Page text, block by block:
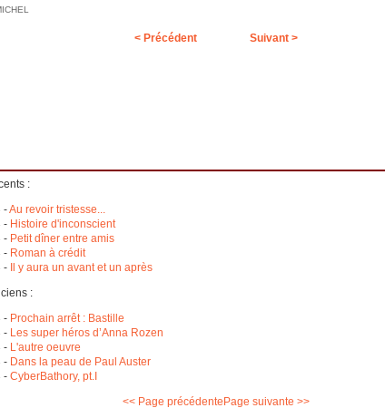
< Précédent Suivant >
:
-Au revoir tristesse...
- Histoire d'inconscient
- Petit dîner entre amis
- Roman à crédit
-
Il y aura un avant et un après
:
- Prochain arrêt : Bastille
- Les super héros d’Anna Rozen
- L'autre oeuvre
- Dans la peau de Paul Auster
- CyberBathory, pt.I
<< Page précédente Page suivante >>